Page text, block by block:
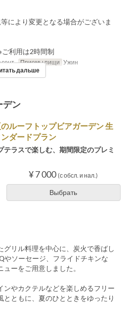
により変更となる場合がございま
利用は2時間制
сент. Приемы пищи Ужин
дальше
デン
ルーフトップビアガーデン 生
ダードプラン
テラスで楽しむ、期間限定のプレミ
¥ 7 000 (с обсл. и нал.)
Выбрать
グリル料理を中心に、炭火で香ばし
やソーセージ、フライドチキンな
ーをご用意しました。
ンやカクテルなどを楽しめるフリー
とともに、夏のひとときをゆったり